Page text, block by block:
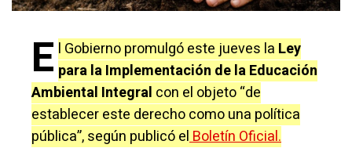
E l Gobierno promulgó este jueves la Ley
para la Implementación de la Educación
Ambiental Integral con el objeto “de
establecer este derecho como una política
pública”, según publicó elBoletín Oficial.